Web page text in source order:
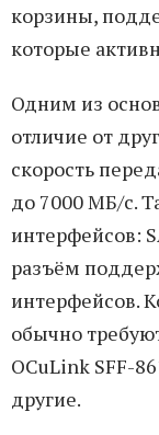
корзины,
которые
Одним из
отличие от
скорость
до 7000 МБ/с.
интерфейсов:
разъём
интерфейсов.
обычно
OCuLink SFF-
другие.